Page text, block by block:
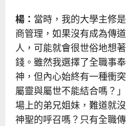
楊： 當時，我的大學主修
商管理，如果沒有成為傳道
人，可能就會很世俗地想
錢。雖然我選擇了全職事奉
神，但內心始終有一種衝突
屬靈與屬世不能結合嗎？
場上的弟兄姐妹，難道就
神聖的呼召嗎？只有全職